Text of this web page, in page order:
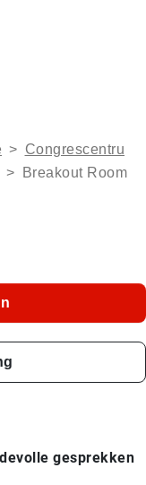
> Congrescentru
>
Breakout Room
gesprekken